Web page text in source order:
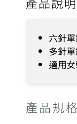
六針
多針
適用
產品規格